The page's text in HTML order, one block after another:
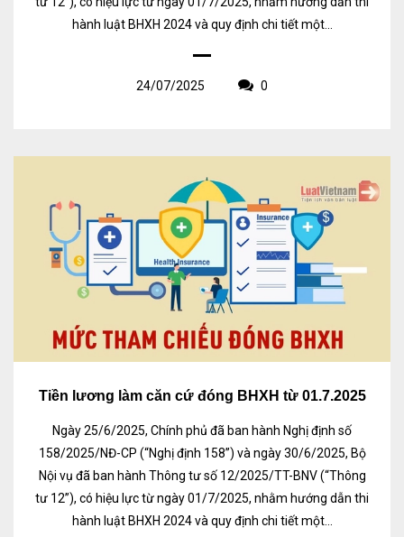
hành luật BHXH 2024 và quy định chi tiết một...
24/07/2025 0
Tiền lương làm căn cứ đóng BHXH từ 01.7.2025
Ngày 25/6/2025, Chính phủ đã ban hành Nghị định số
158/2025/NĐ-CP (“Nghị định 158”) và ngày 30/6/2025, Bộ
Nội vụ đã ban hành Thông tư số 12/2025/TT-BNV (“Thông
tư 12”), có hiệu lực từ ngày 01/7/2025, nhằm hướng dẫn thi
hành luật BHXH 2024 và quy định chi tiết một...